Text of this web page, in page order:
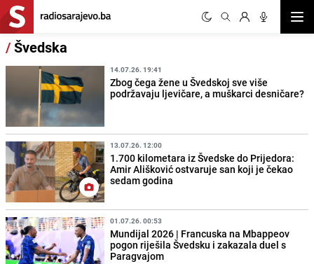
/Švedska
14.07.26. 19:41
Zbog čega žene u Švedskoj sve više
podržavaju ljevičare, a muškarci desničare?
13.07.26. 12:00
1.700 kilometara iz Švedske do Prijedora:
Amir Ališković ostvaruje san koji je čekao
sedam godina
01.07.26. 00:53
Mundijal 2026 | Francuska na Mbappeov
pogon riješila Švedsku i zakazala duel s
Paragvajom